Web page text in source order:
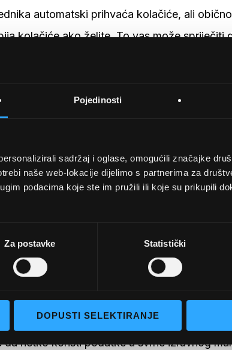
Pojedinosti
sadržaj i oglase, omogućili značajke
naše web-lokacije dijelimo s partnerima za
podacima koje ste im pružili ili koje su prikupili
Za postavke Statistički
DOPUSTI SELEKTIRANJE
automatski prihvaća kolačiće, ali
kolačiće ako želite. To vas može spriječiti
ne možemo biti odgovorni za zaštitu i
stranicama, a takve stranice nisu uređene
obrazac na web stranici, potražite okvir
netko koristi podatke u svrhe izravnog